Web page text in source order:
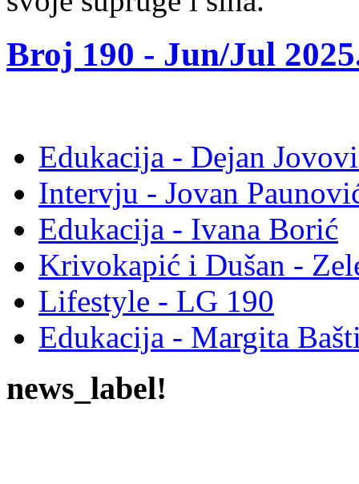
Broj 190 - Jun/Jul
Edukacija - Dejan
Intervju - Jovan
Edukacija - Ivana Borić
Krivokapić i Dušan -
Lifestyle - LG 190
Edukacija - Margita
news_label!